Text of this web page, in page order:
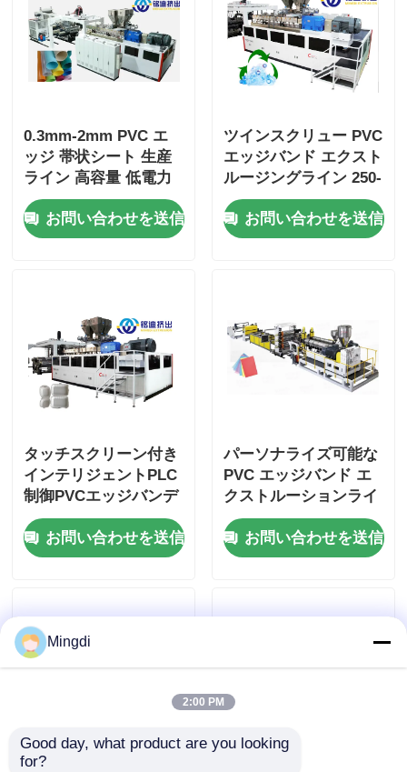
0.3mm-2mm PVC エ
ッジ 帯状シート 生産
ライン 高容量 低電力
消費
お問い合わせを送信
ツインスクリュー PVC
エッジバンド エクスト
ルージングライン 250-
400kg/H 家具装飾用
お問い合わせを送信
タッチスクリーン付き
インテリジェントPLC
制御PVCエッジバンデ
ィング生産ライン
お問い合わせを送信
パーソナライズ可能な
PVC エッジバンド エ
クストルーションライ
ン 600-1200mm 幅 イ
ンテリジェント制御
お問い合わせを送信
Mingdi
2:00 PM
Good day, what product are you looking
for?